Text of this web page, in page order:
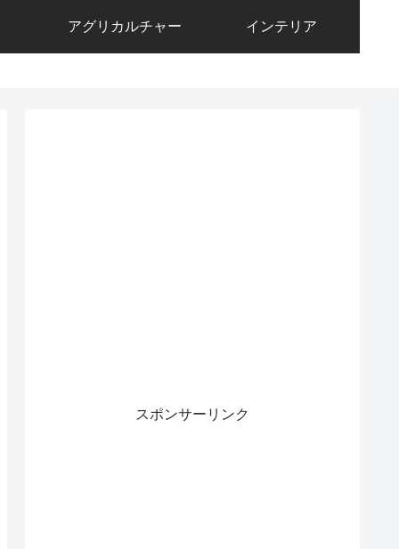
アグリカルチャー インテリア
スポンサーリンク